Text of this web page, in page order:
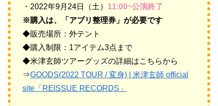
・2022年9月24日（土） 11:00~公演終了
※購入は、「アプリ整理券」が必要です
◆販売場所：外テント
◆購入制限：1アイテム3点まで
◆米津玄師ツアーグッズの詳細はこちらから
⇒GOODS(2022 TOUR / 変身) | 米津玄師 official
site「REISSUE RECORDS」